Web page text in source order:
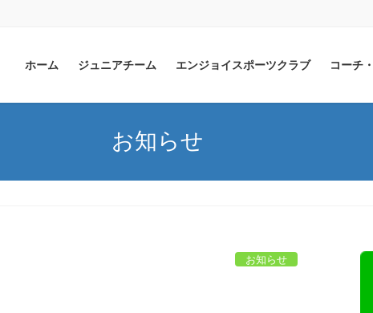
ホーム ジュニアチーム エンジョイスポーツクラブ コーチ
お知らせ
お知らせ